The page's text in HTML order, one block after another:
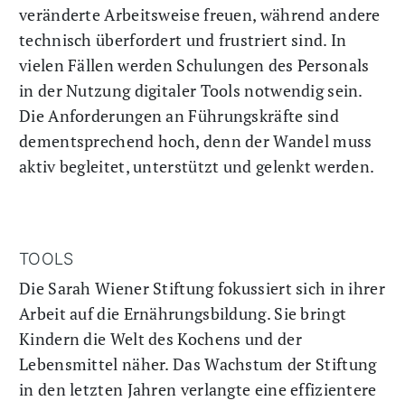
veränderte Arbeitsweise freuen, während andere
technisch überfordert und frustriert sind. In
vielen Fällen werden Schulungen des Personals
in der Nutzung digitaler Tools notwendig sein.
Die Anforderungen an Führungskräfte sind
dementsprechend hoch, denn der Wandel muss
aktiv begleitet, unterstützt und gelenkt werden.
TOOLS
Die Sarah Wiener Stiftung fokussiert sich in ihrer
Arbeit auf die Ernährungsbildung. Sie bringt
Kindern die Welt des Kochens und der
Lebensmittel näher. Das Wachstum der Stiftung
in den letzten Jahren verlangte eine effizientere